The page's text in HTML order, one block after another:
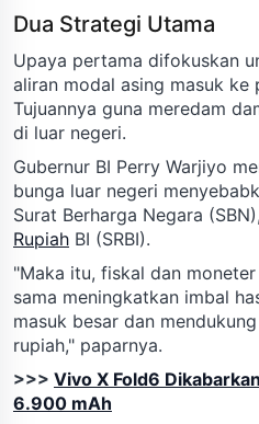
Dua Strategi Utama
Upaya pertama difokuskan
aliran modal asing masuk ke
Tujuannya guna meredam
di luar negeri.
Gubernur BI Perry Warjiyo
bunga luar negeri
Surat Berharga Negara
Rupiah BI (SRBI).
"Maka itu, fiskal dan
sama meningkatkan imbal
masuk besar dan
rupiah," paparnya.
>>> Vivo X Fold6
6.900 mAh